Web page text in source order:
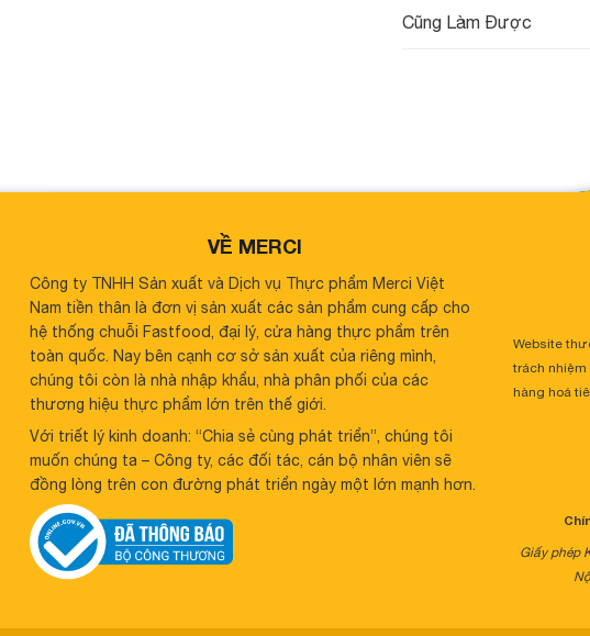
Cũng Làm Được
VỀ MERCI
Công ty TNHH Sản xuất và Dịch vụ Thực phẩm Merci Việt
Nam tiền thân là đơn vị sản xuất các sản phẩm cung cấp cho
hệ thống chuỗi Fastfood, đại lý, cửa hàng thực phẩm trên
toàn quốc. Nay bên cạnh cơ sở sản xuất của riêng mình,
chúng tôi còn là nhà nhập khẩu, nhà phân phối của các
thương hiệu thực phẩm lớn trên thế giới.
Với triết lý kinh doanh: “Chia sẻ cùng phát triển”, chúng tôi
muốn chúng ta – Công ty, các đối tác, cán bộ nhân viên sẽ
đồng lòng trên con đường phát triển ngày một lớn mạnh hơn.
Website
trách
hàng hoá
Giấy phép